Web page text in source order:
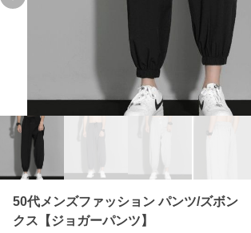
Previous slide
50代メンズファッション パンツ/ズボン
クス【ジョガーパンツ】